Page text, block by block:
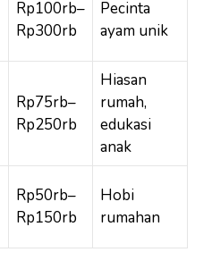
Rp100rb–
Rp300rb
Pecinta
ayam unik
Rp75rb–
Rp250rb
Hiasan
rumah,
edukasi
anak
Rp50rb–
Rp150rb
Hobi
rumahan